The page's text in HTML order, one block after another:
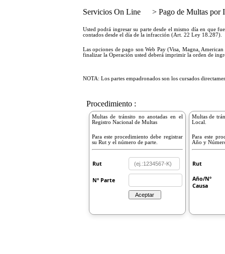
Servicios On Line > Pago de Multas por
Usted podrá ingresar su parte desde el mismo día en que
contados desde el día de la infracción (Art. 22 Ley 18.287).
Las opciones de pago son Web Pay (Visa, Magna,
finalizar la Operación usted deberá imprimir la orden de
NOTA: Los partes empadronados son los cursados
Procedimiento :
Multas de tránsito no anotadas en el
Registro Nacional de Multas
Para este procedimiento debe registrar
su Rut y el número de parte.
Rut
Nº Parte
Multas de
Local.
Para este
Año y
Rut
Año/Nº
Causa